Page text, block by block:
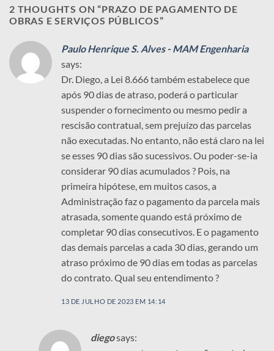
2 THOUGHTS ON “PRAZO DE PAGAMENTO DE
OBRAS E SERVIÇOS PÚBLICOS”
Paulo Henrique S. Alves - MAM Engenharia
says:
Dr. Diego, a Lei 8.666 também estabelece que
após 90 dias de atraso, poderá o particular
suspender o fornecimento ou mesmo pedir a
rescisão contratual, sem prejuízo das parcelas
não executadas. No entanto, não está claro na lei
se esses 90 dias são sucessivos. Ou poder-se-ia
considerar 90 dias acumulados ? Pois, na
primeira hipótese, em muitos casos, a
Administração faz o pagamento da parcela mais
atrasada, somente quando está próximo de
completar 90 dias consecutivos. E o pagamento
das demais parcelas a cada 30 dias, gerando um
atraso próximo de 90 dias em todas as parcelas
do contrato. Qual seu entendimento ?
13 DE JULHO DE 2023 EM 14:14
diegosays: